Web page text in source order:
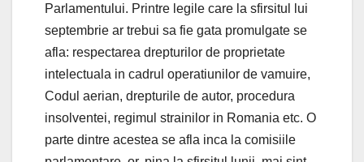
Parlamentului. Printre legile care la sfirsitul lui
septembrie ar trebui sa fie gata promulgate se
afla: respectarea drepturilor de proprietate
intelectuala in cadrul operatiunilor de vamuire,
Codul aerian, drepturile de autor, procedura
insolventei, regimul strainilor in Romania etc. O
parte dintre acestea se afla inca la comisiile